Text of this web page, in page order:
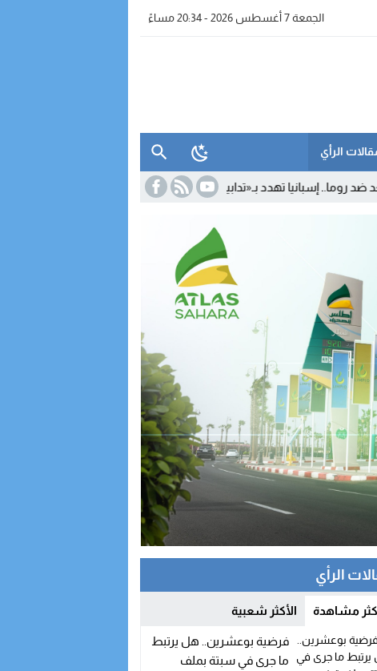
الجمعة 7 أغسطس 2026 - 20:34 مساءً
الرأي
تهدد بـ«تدابير متناسبة» رداً على تعليق شنغن
الرأي
مشاهدة الأكثر شعبية
فرضية بوعشرين.. هل يرتبط
ما جرى في سبتة بملف